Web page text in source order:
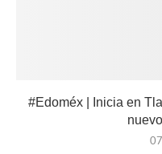
#Edoméx | Inicia en